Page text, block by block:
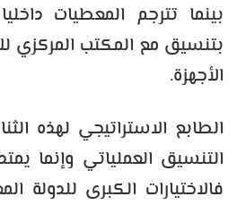
بينما تترجم المعطيات
بتنسيق مع المكتب المركزي
الأجهزة.
الطابع الاستراتيجي لهذه
التنسيق العملياتي وإنما
فالاختيارات الكبرى للدولة